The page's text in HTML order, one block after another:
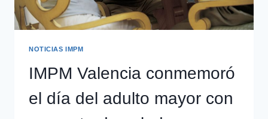
NOTICIAS IMPM
IMPM Valencia conmemoró
el día del adulto mayor con